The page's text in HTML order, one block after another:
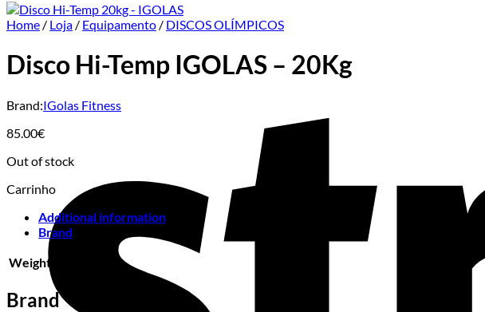
Home / Loja / Equipamento / DISCOS OLÍMPICOS
Disco Hi-Temp IGOLAS – 20Kg
Brand:IGolas Fitness
85.00€
Out of stock
Carrinho
Additional information
Brand
Weight
Brand